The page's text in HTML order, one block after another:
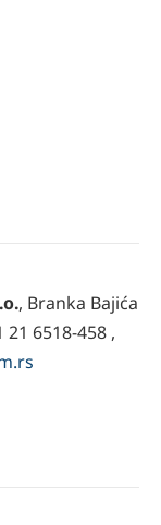
, Branka Bajića
6518-458 ,